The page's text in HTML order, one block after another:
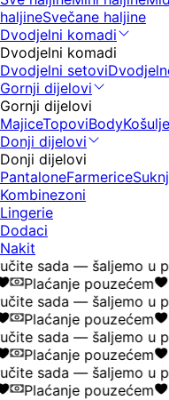
haljineSvečane haljine
Dvodjelni komadi
Dvodjelni komadi
Dvodjelni setovi
Gornji dijelovi
Gornji dijelovi
MajiceTopoviBodyKošulje
Donji dijelovi
Donji dijelovi
PantaloneFarmerice
Kombinezoni
Lingerie
Dodaci
Nakit
sada — šaljemo u
Plaćanje pouzećem
sada — šaljemo u
Plaćanje pouzećem
sada — šaljemo u
Plaćanje pouzećem
sada — šaljemo u
Plaćanje pouzećem